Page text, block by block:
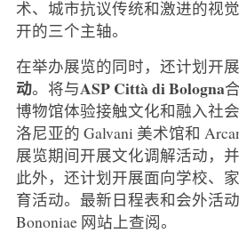
术、城市抗议传统和激进的视
开的三个主轴。
在举办展览的同时，还计划开展
动。将与ASP Città di Bologna
博物馆体验接触文化和融入社
洛尼亚的 Galvani 美术馆和
展览期间开展文化调解活动，
此外，还计划开展面向学校、
育活动。最新日程表和会外活
Bononiae 网站上查阅。